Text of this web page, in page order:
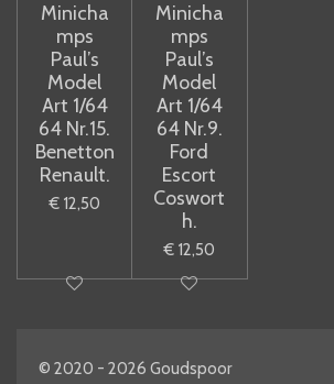
Minicha
mps
Paul’s
Model
Art 1/64
64 Nr.15.
Benetton
Renault.
€ 12,50
Minicha
mps
Paul’s
Model
Art 1/64
64 Nr.9.
Ford
Escort
Coswort
h.
€ 12,50
© 2020 - 2026 Goudspoor